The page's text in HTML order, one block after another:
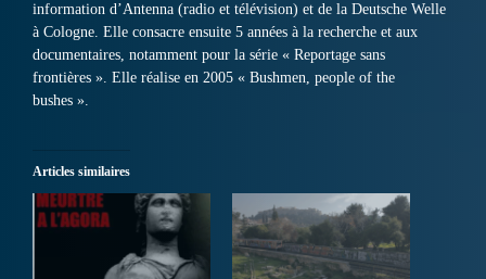
information d’Antenna (radio et télévision) et de la Deutsche Welle
à Cologne. Elle consacre ensuite 5 années à la recherche et aux
documentaires, notamment pour la série « Reportage sans
frontières ». Elle réalise en 2005 « Bushmen, people of the
bushes ».
Articles similaires